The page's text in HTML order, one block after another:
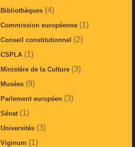
Bibliothèques (4)
Commission européenne (1)
Conseil constitutionnel (2)
CSPLA (1)
Ministère de la Culture (3)
Musées (9)
Parlement européen (3)
Sénat (1)
Universités (3)
Viginum (1)